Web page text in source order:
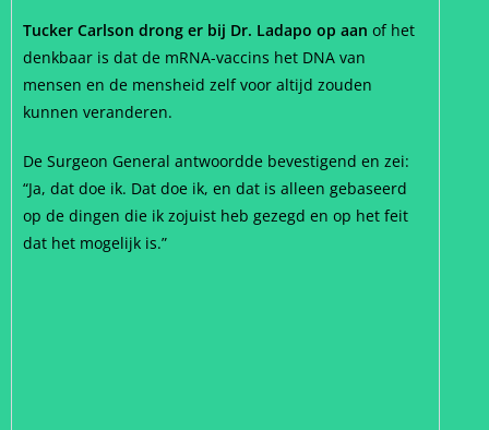
Tucker Carlson drong er bij Dr. Ladapo op aan of het
denkbaar is dat de mRNA-vaccins het DNA van
mensen en de mensheid zelf voor altijd zouden
kunnen veranderen.
De Surgeon General antwoordde bevestigend en zei:
“Ja, dat doe ik. Dat doe ik, en dat is alleen gebaseerd
op de dingen die ik zojuist heb gezegd en op het feit
dat het mogelijk is.”